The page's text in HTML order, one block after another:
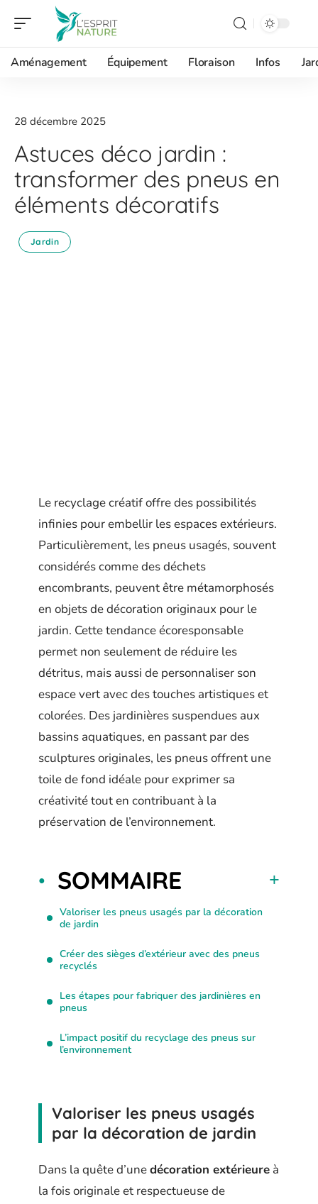
Aménagement Équipement Floraison Infos
28 décembre 2025
Astuces déco jardin :
transformer des pneus en
éléments décoratifs
Jardin
Le recyclage créatif offre des possibilités
infinies pour embellir les espaces extérieurs.
Particulièrement, les pneus usagés, souvent
considérés comme des déchets
encombrants, peuvent être métamorphosés
en objets de décoration originaux pour le
jardin. Cette tendance écoresponsable
permet non seulement de réduire les
détritus, mais aussi de personnaliser son
espace vert avec des touches artistiques et
colorées. Des jardinières suspendues aux
bassins aquatiques, en passant par des
sculptures originales, les pneus offrent une
toile de fond idéale pour exprimer sa
créativité tout en contribuant à la
préservation de l’environnement.
SOMMAIRE
Valoriser les pneus usagés par la décoration
de jardin
Créer des sièges d’extérieur avec des pneus
recyclés
Les étapes pour fabriquer des jardinières en
pneus
L’impact positif du recyclage des pneus sur
l’environnement
Valoriser les pneus usagés
par la décoration de jardin
Dans la quête d’unedécoration extérieure à
la fois originale et respectueuse de